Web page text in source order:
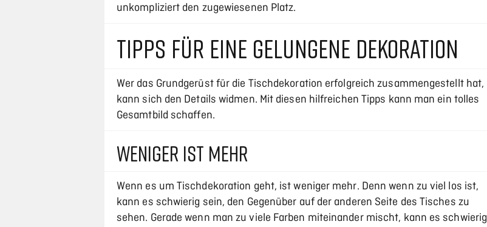
unkompliziert den zugewiesenen Platz.
TIPPS FÜR EINE GELUNGENE DEKORATION
Wer das Grundgerüst für die Tischdekoration erfolgreich zusammengestellt hat,
kann sich den Details widmen. Mit diesen hilfreichen Tipps kann man ein tolles
Gesamtbild schaffen.
WENIGER IST MEHR
Wenn es um Tischdekoration geht, ist weniger mehr. Denn wenn zu viel los ist,
kann es schwierig sein, den Gegenüber auf der anderen Seite des Tisches zu
sehen. Gerade wenn man zu viele Farben miteinander mischt, kann es schwierig